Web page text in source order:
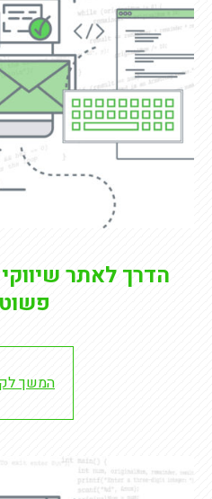
הדרך לאתר
המשך